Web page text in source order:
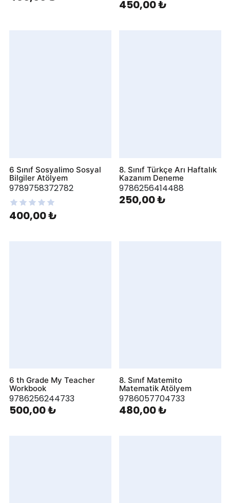
450,00 ₺
6 Sınıf Sosyalimo Sosyal
Bilgiler Atölyem
9789758372782
400,00 ₺
8. Sınıf Türkçe Arı Haftalık
Kazanım Deneme
9786256414488
250,00 ₺
6 th Grade My Teacher
Workbook
9786256244733
500,00 ₺
8. Sınıf Matemito
Matematik Atölyem
9786057704733
480,00 ₺